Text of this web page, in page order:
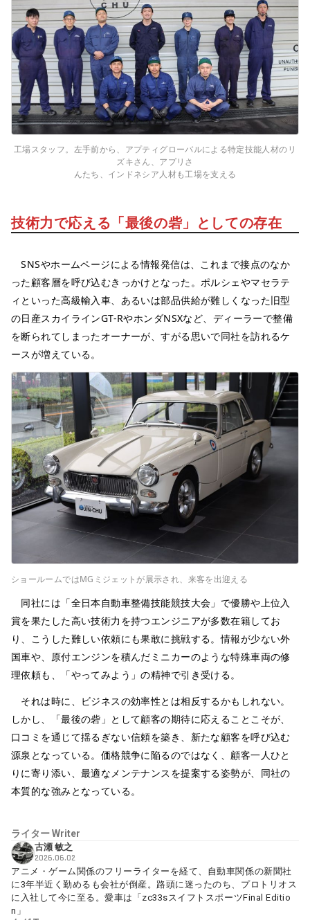
工場スタッフ。左手前から、アプティグローバルによる特定技能人材のリ
ズキさん、アプリさ
んたち、インドネシア人材も工場を支える
技術力で応える「最後の砦」としての存在
SNSやホームページによる情報発信は、これまで接点のなか
った顧客層を呼び込むきっかけとなった。ポルシェやマセラテ
ィといった高級輸入車、あるいは部品供給が難しくなった旧型
の日産スカイラインGT-RやホンダNSXなど、ディーラーで整備
を断られてしまったオーナーが、すがる思いで同社を訪れるケ
ースが増えている。
ショールームではMGミジェットが展示され、来客を出迎える
同社には「全日本自動車整備技能競技大会」で優勝や上位入
賞を果たした高い技術力を持つエンジニアが多数在籍してお
り、こうした難しい依頼にも果敢に挑戦する。情報が少ない外
国車や、原付エンジンを積んだミニカーのような特殊車両の修
理依頼も、「やってみよう」の精神で引き受ける。
それは時に、ビジネスの効率性とは相反するかもしれない。
しかし、「最後の砦」として顧客の期待に応えることこそが、
口コミを通じて揺るぎない信頼を築き、新たな顧客を呼び込む
源泉となっている。価格競争に陥るのではなく、顧客一人ひと
りに寄り添い、最適なメンテナンスを提案する姿勢が、同社の
本質的な強みとなっている。
ライターWriter
古瀬 敏之
2026.06.02
アニメ・ゲーム関係のフリーライターを経て、自動車関係の新聞社
に3年半近く勤めるも会社が倒産。路頭に迷ったのち、プロトリオス
に入社して今に至る。愛車は「zc33sスイフトスポーツFinal Editio
n」